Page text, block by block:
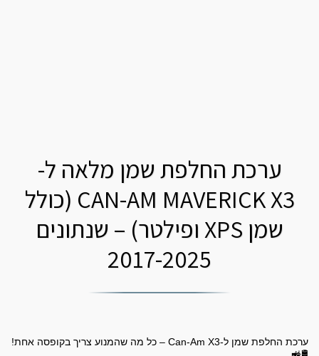
ערכת החלפת שמן מלאה ל-
CAN-AM MAVERICK X3 (כולל
שמן XPS ופילטר) – שנתונים
2017-2025
ערכת החלפת שמן ל-Can-Am X3 – כל מה שהמנוע צריך בקופסה אחת!